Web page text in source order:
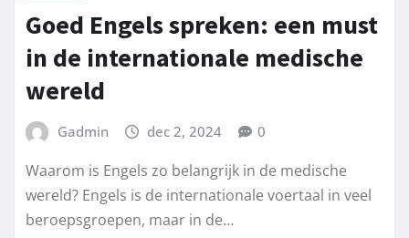
Goed Engels spreken: een must
in de internationale medische
wereld
Gadmin dec 2, 2024 0
Waarom is Engels zo belangrijk in de medische
wereld? Engels is de internationale voertaal in veel
beroepsgroepen, maar in de…